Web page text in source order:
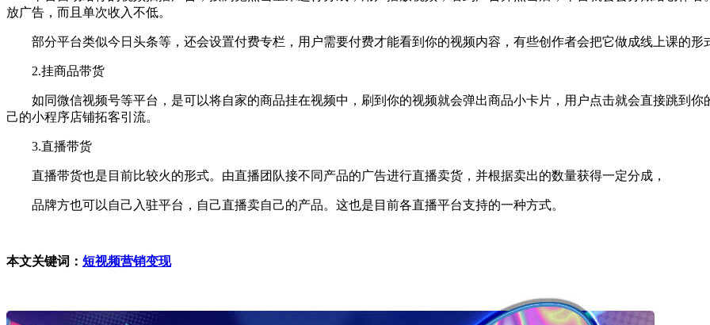
放广告，而且单次收入不低。
部分平台类似今日头条等，还会设置付费专栏，用户需要付费才能看到你的视频内容，有些创作者会把它做成线上课的形
2.挂商品带货
如同微信视频号等平台，是可以将自家的商品挂在视频中，刷到你的视频就会弹出商品小卡片，用户点击就会直接跳到你
己的小程序店铺拓客引流。
3.直播带货
直播带货也是目前比较火的形式。由直播团队接不同产品的广告进行直播卖货，并根据卖出的数量获得一定分成，
品牌方也可以自己入驻平台，自己直播卖自己的产品。这也是目前各直播平台支持的一种方式。
本文关键词： 短视频营销变现